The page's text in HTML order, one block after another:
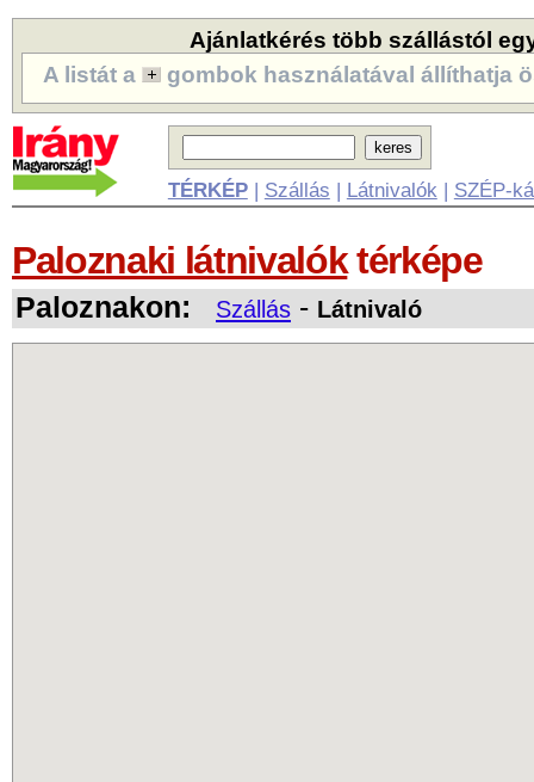
Ajánlatkérés több szállástól
A listát a
gombok használatával állíthatja
TÉRKÉP| Szállás | Látnivalók | SZÉP-
Paloznaki látnivalóktérképe
Paloznakon: Szállás - Látnivaló